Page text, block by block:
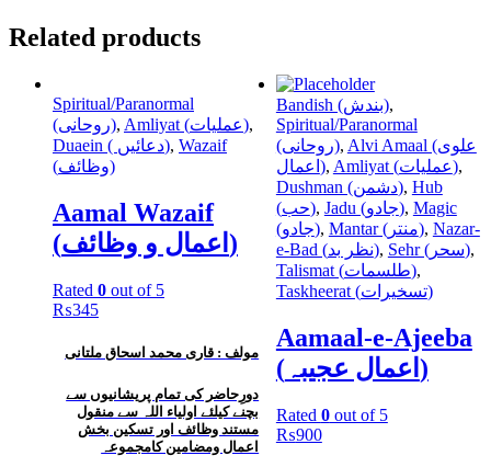
Related products
Spiritual/Paranormal
(روحانی), Amliyat (عملیات),
Duaein ( دعائیں), Wazaif
(وظائف)
Aamal Wazaif
(اعمال و وظائف)
Rated 0 out of 5
₨345
مولف : قاری محمد اسحاق ملتانی
دورِحاضر کی تمام پریشانیوں سے
بچنے کیلئے اولیاء اللہ سے منقول
مستند وظائف اور تسکین بخش
اعمال ومضامین کامجموعہ
Bandish (بندش),
Spiritual/Paranormal
(روحانی), Alvi Amaal (علوی
اعمال), Amliyat (عملیات),
Dushman (دشمن), Hub
(حب), Jadu (جادو), Magic
(جادو), Mantar (منتر), Nazar-
e-Bad (نظر بد), Sehr (سحر),
Talismat (طلسمات),
Taskheerat (تسخیرات)
Aamaal-e-Ajeeba
(اعمال عجیبہ)
Rated 0out of 5
₨900